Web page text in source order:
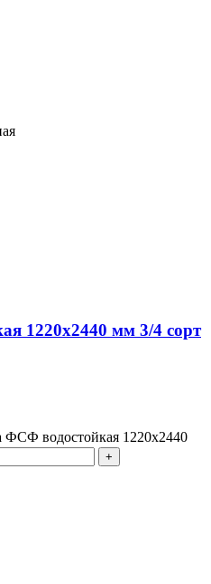
1220х2440 мм 3/4 сорт
ФСФ водостойкая 1220х2440